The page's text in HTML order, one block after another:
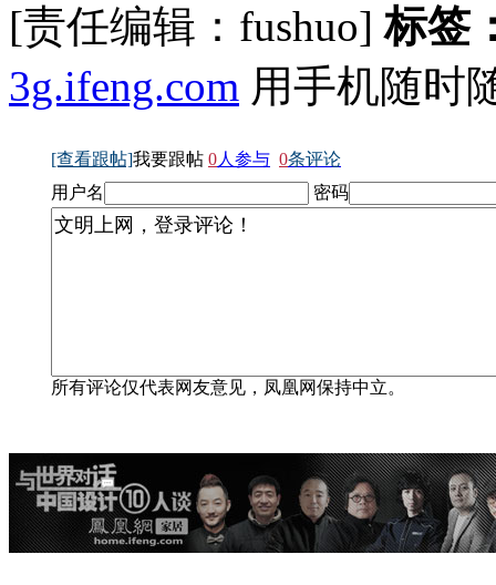
[责任编辑：fushuo]标签
3g.ifeng.com 用手机随时
[查看跟帖]我要跟帖 0人参与 0条评论
用户名
密码
所有评论仅代表网友意见，凤凰网保持中立。